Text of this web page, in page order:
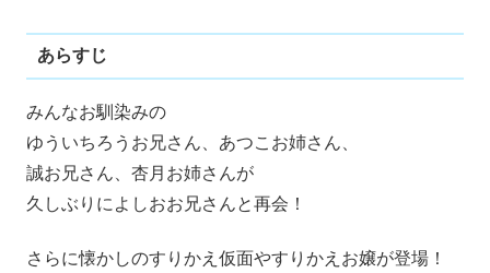
あらすじ
みんなお馴染みの
ゆういちろうお兄さん、あつこお姉さん、
誠お兄さん、杏月お姉さんが
久しぶりによしおお兄さんと再会！
さらに懐かしのすりかえ仮面やすりかえお嬢が登場！